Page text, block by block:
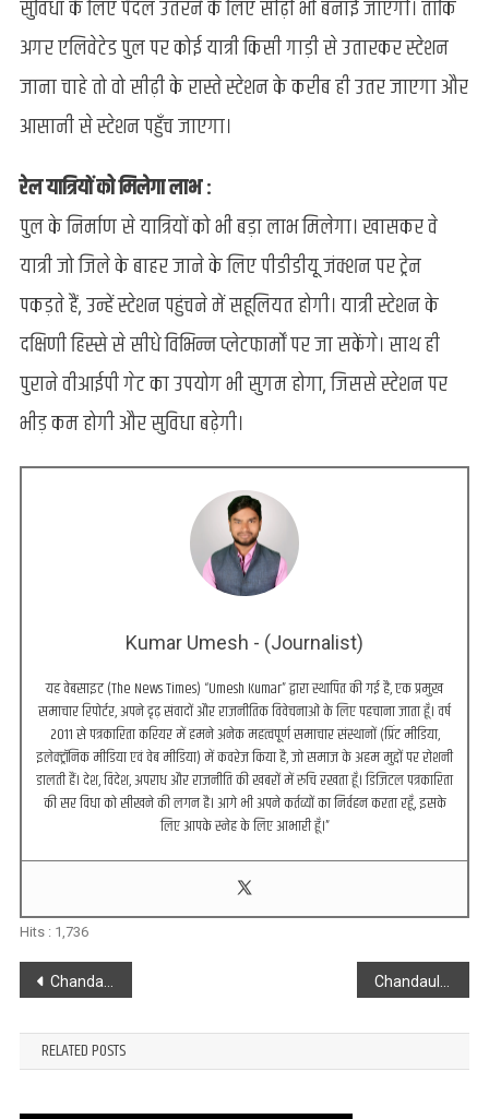
सुविधा के लिए पैदल उतरने के लिए सीढ़ी भी बनाई जाएगी। ताकि
अगर एलिवेटेड पुल पर कोई यात्री किसी गाड़ी से उतारकर स्टेशन
जाना चाहे तो वो सीढ़ी के रास्ते स्टेशन के करीब ही उतर जाएगा और
आसानी से स्टेशन पहुँच जाएगा।
रेल यात्रियों को मिलेगा लाभ :
पुल के निर्माण से यात्रियों को भी बड़ा लाभ मिलेगा। खासकर वे
यात्री जो जिले के बाहर जाने के लिए पीडीडीयू जंक्शन पर ट्रेन
पकड़ते हैं, उन्हें स्टेशन पहुंचने में सहूलियत होगी। यात्री स्टेशन के
दक्षिणी हिस्से से सीधे विभिन्न प्लेटफार्मों पर जा सकेंगे। साथ ही
पुराने वीआईपी गेट का उपयोग भी सुगम होगा, जिससे स्टेशन पर
भीड़ कम होगी और सुविधा बढ़ेगी।
Kumar Umesh - (Journalist)
यह वेबसाइट (The News Times) “Umesh Kumar” द्वारा स्थापित की गई है, एक प्रमुख
समाचार रिपोर्टर, अपने दृढ़ संवादों और राजनीतिक विवेचनाओं के लिए पहचाना जाता हूँ। वर्ष
2011 से पत्रकारिता करियर में हमने अनेक महत्वपूर्ण समाचार संस्थानों (प्रिंट मीडिया,
इलेक्ट्रॉनिक मीडिया एवं वेब मीडिया) में कवरेज किया है, जो समाज के अहम मुद्दों पर रोशनी
डालती हैं। देश, विदेश, अपराध और राजनीति की खबरों में रुचि रखता हूँ। डिजिटल पत्रकारिता
की सर विधा को सीखने की लगन है। आगे भी अपने कर्तव्यों का निर्वहन करता रहूँ, इसके
लिए आपके स्नेह के लिए आभारी हूँ।”
Hits : 1,736
Post
navigation
Chandauli : भारी बारिश से मकान ढहा, 4 लोग मलबे में दबे, ट्रॉमा सेंटर रेफर
RELATED POSTS